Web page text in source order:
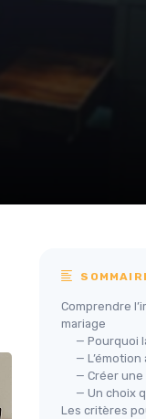
Comprendre
mariage
— Pourquoi
—
— Créer
— Un choix
Les critères